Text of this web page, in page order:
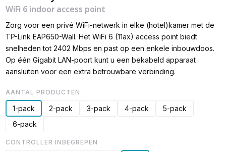
WiFi 6 indoor access point
Zorg voor een privé WiFi-netwerk in elke (hotel)kamer met de
TP-Link EAP650-Wall. Het WiFi 6 (11ax) access point biedt
snelheden tot 2402 Mbps en past op een enkele inbouwdoos.
Op één Gigabit LAN-poort kunt u een bekabeld apparaat
aansluiten voor een extra betrouwbare verbinding.
AANTAL PRODUCTEN
1-pack 2-pack 3-pack 4-pack
5-pack
6-pack
CONTROLLER INBEGREPEN